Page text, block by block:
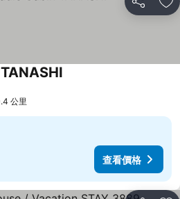
分享 加
公里
查看價格